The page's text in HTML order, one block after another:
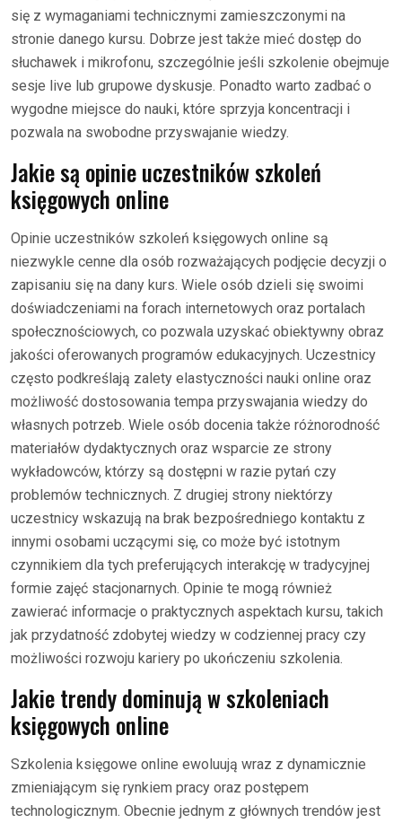
się z wymaganiami technicznymi zamieszczonymi na
stronie danego kursu. Dobrze jest także mieć dostęp do
słuchawek i mikrofonu, szczególnie jeśli szkolenie obejmuje
sesje live lub grupowe dyskusje. Ponadto warto zadbać o
wygodne miejsce do nauki, które sprzyja koncentracji i
pozwala na swobodne przyswajanie wiedzy.
Jakie są opinie uczestników szkoleń
księgowych online
Opinie uczestników szkoleń księgowych online są
niezwykle cenne dla osób rozważających podjęcie decyzji o
zapisaniu się na dany kurs. Wiele osób dzieli się swoimi
doświadczeniami na forach internetowych oraz portalach
społecznościowych, co pozwala uzyskać obiektywny obraz
jakości oferowanych programów edukacyjnych. Uczestnicy
często podkreślają zalety elastyczności nauki online oraz
możliwość dostosowania tempa przyswajania wiedzy do
własnych potrzeb. Wiele osób docenia także różnorodność
materiałów dydaktycznych oraz wsparcie ze strony
wykładowców, którzy są dostępni w razie pytań czy
problemów technicznych. Z drugiej strony niektórzy
uczestnicy wskazują na brak bezpośredniego kontaktu z
innymi osobami uczącymi się, co może być istotnym
czynnikiem dla tych preferujących interakcję w tradycyjnej
formie zajęć stacjonarnych. Opinie te mogą również
zawierać informacje o praktycznych aspektach kursu, takich
jak przydatność zdobytej wiedzy w codziennej pracy czy
możliwości rozwoju kariery po ukończeniu szkolenia.
Jakie trendy dominują w szkoleniach
księgowych online
Szkolenia księgowe online ewoluują wraz z dynamicznie
zmieniającym się rynkiem pracy oraz postępem
technologicznym. Obecnie jednym z głównych trendów jest